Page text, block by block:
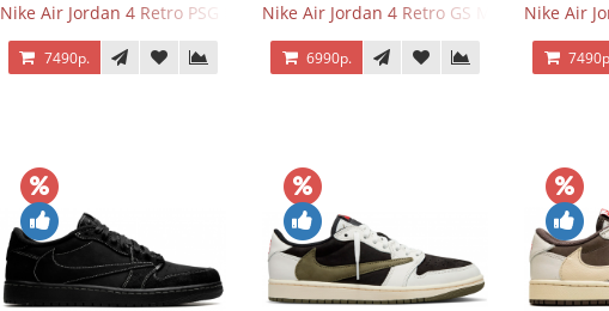
Nike Air Jordan 4 Retro PSG Paris Saint-Germain
7490р.
Nike Air Jordan 4 Retro GS Military Black
6990р.
Nike Air